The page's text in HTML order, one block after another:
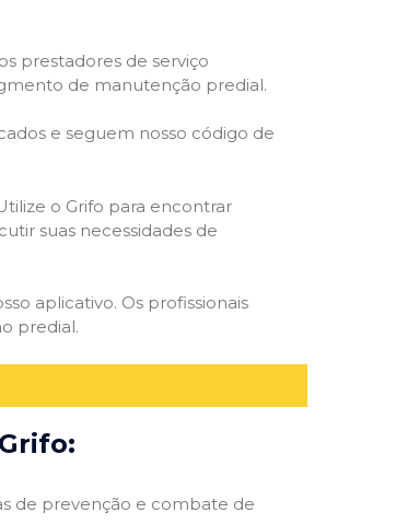
prestadores de serviço
de manutenção predial.
e seguem nosso código de
o Grifo para encontrar
suas necessidades de
aplicativo. Os profissionais
predial.
de prevenção e combate de